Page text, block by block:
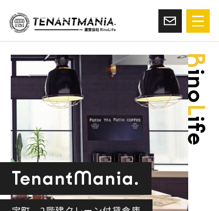
TenantMania.
R
ino
L
ife